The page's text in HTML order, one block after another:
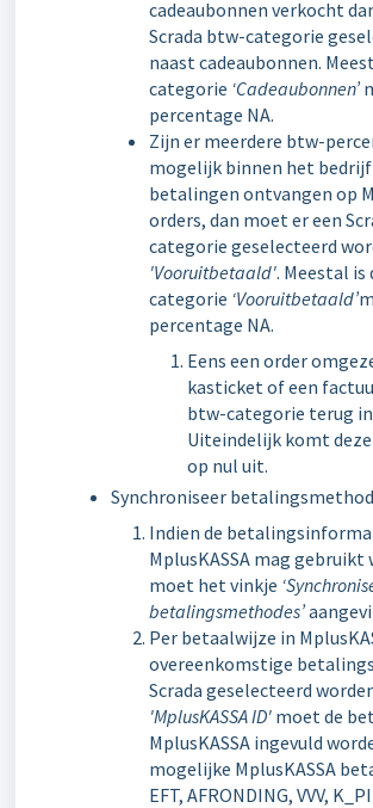
cadeaubonnen verkocht
Scrada btw-categorie
naast cadeaubonnen.
categorie ‘Cadeaubonnen’
percentage NA.
Zijn er meerdere btw-
mogelijk binnen het bedrijf
betalingen ontvangen op
orders, dan moet er een
categorie geselecteerd
'Vooruitbetaald'. Meestal
categorie ‘Vooruitbetaald’
percentage NA.
Eens een order
kasticket of een
btw-categorie terug
Uiteindelijk komt
op nul uit.
Synchroniseer
Indien de
MplusKASSA mag gebruikt
moet het vinkje
betalingsmethodes’
Per betaalwijze in
overeenkomstige
Scrada geselecteerd
'MplusKASSA ID' moet de
MplusKASSA ingevuld
mogelijke MplusKASSA
EFT, AFRONDING, VVV,